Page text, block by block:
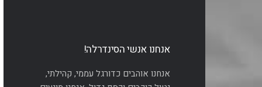
אנחנו אנשי הסינדרלה!
אנחנו אוהבים כדורגל עממי, קהילתי,